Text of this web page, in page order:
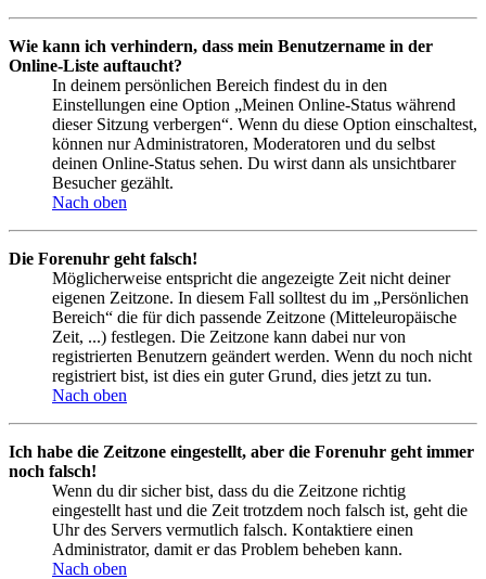
Wie kann ich verhindern, dass mein Benutzername in der
Online-Liste auftaucht?
In deinem persönlichen Bereich findest du in den
Einstellungen eine Option „Meinen Online-Status während
dieser Sitzung verbergen“. Wenn du diese Option einschaltest,
können nur Administratoren, Moderatoren und du selbst
deinen Online-Status sehen. Du wirst dann als unsichtbarer
Besucher gezählt.
Nach oben
Die Forenuhr geht falsch!
Möglicherweise entspricht die angezeigte Zeit nicht deiner
eigenen Zeitzone. In diesem Fall solltest du im „Persönlichen
Bereich“ die für dich passende Zeitzone (Mitteleuropäische
Zeit, ...) festlegen. Die Zeitzone kann dabei nur von
registrierten Benutzern geändert werden. Wenn du noch nicht
registriert bist, ist dies ein guter Grund, dies jetzt zu tun.
Nach oben
Ich habe die Zeitzone eingestellt, aber die Forenuhr geht immer
noch falsch!
Wenn du dir sicher bist, dass du die Zeitzone richtig
eingestellt hast und die Zeit trotzdem noch falsch ist, geht die
Uhr des Servers vermutlich falsch. Kontaktiere einen
Administrator, damit er das Problem beheben kann.
Nach oben